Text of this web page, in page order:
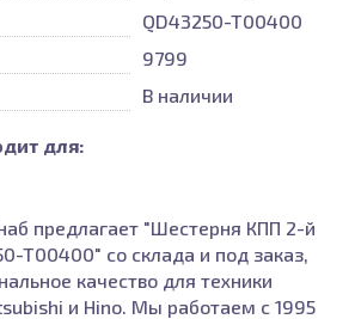
QD43250-T00400
9799
В наличии
для:
предлагает "Шестерня КПП 2-й
T00400" со склада и под заказ,
качество для техники
и Hino. Мы работаем с 1995